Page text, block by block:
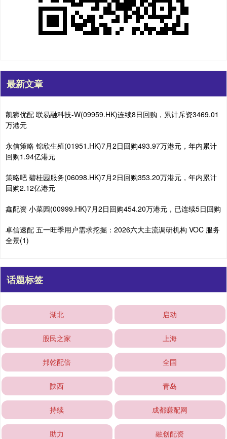
最新文章
凯狮优配 联易融科技-W(09959.HK)连续8日回购，累计斥资3469.01
万港元
永信策略 锦欣生殖(01951.HK)7月2日回购493.97万港元，年内累计
回购1.94亿港元
策略吧 碧桂园服务(06098.HK)7月2日回购353.20万港元，年内累计
回购2.12亿港元
鑫配资 小菜园(00999.HK)7月2日回购454.20万港元，已连续5日回购
卓信速配 五一旺季用户需求挖掘：2026六大主流调研机构 VOC 服务
全景(1)
话题标签
湖北 启动
股民之家 上海
邦乾配倍 全国
陕西 青岛
持续 成都赚配网
助力 融创配资